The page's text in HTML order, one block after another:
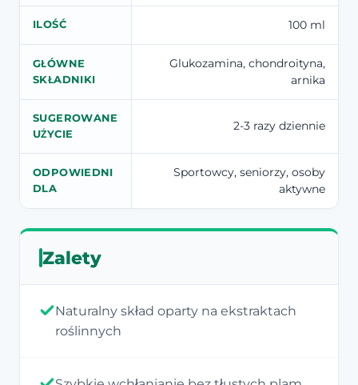
ILOŚĆ 100 ml
GŁÓWNE
SKŁADNIKI
Glukozamina, chondroityna,
arnika
SUGEROWANE
UŻYCIE
2-3 razy dziennie
ODPOWIEDNI
DLA
Sportowcy, seniorzy, osoby
aktywne
Zalety
Naturalny skład oparty na ekstraktach
roślinnych